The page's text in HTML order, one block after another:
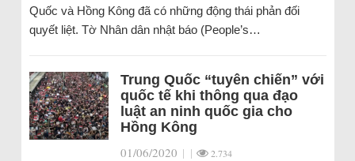
Quốc và Hồng Kông đã có những động thái phản đối
quyết liệt. Tờ Nhân dân nhật báo (People’s…
Trung Quốc “tuyên chiến” với
quốc tế khi thông qua đạo
luật an ninh quốc gia cho
Hồng Kông
01/06/2020 | | 2.734